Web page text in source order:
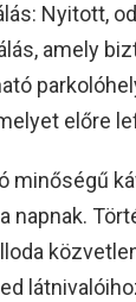
Nyitott,
amely
előre
minőségű
napnak.